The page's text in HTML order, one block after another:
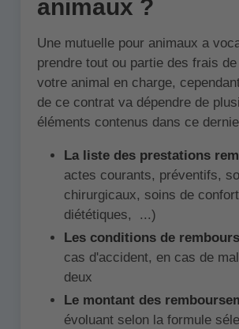
animaux ?
Une mutuelle pour animaux a
prendre tout ou partie des frais
votre animal en charge,
de ce contrat va dépendre de
éléments contenus dans ce
La liste des prestations
actes courants, préventifs,
chirurgicaux, soins de
diététiques, ...)
Les conditions de
cas d'accident, en cas de
deux
Le montant des
évoluant selon la formule